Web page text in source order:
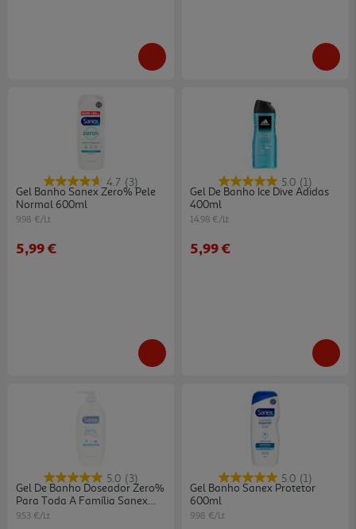
4.7 (3)
Gel Banho Sanex Zero% Pele
Normal 600ml
9.98 €/Lt
5,99 €
5.0 (1)
Gel De Banho Ice Dive Adidas
400ml
14.98 €/Lt
5,99 €
5.0 (3)
Gel De Banho Doseador Zero%
Para Toda A Família Sanex
750ml
9.53 €/Lt
5.0 (1)
Gel Banho Sanex Protetor
600ml
9.98 €/Lt